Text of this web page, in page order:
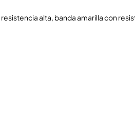
alta, banda amarilla con